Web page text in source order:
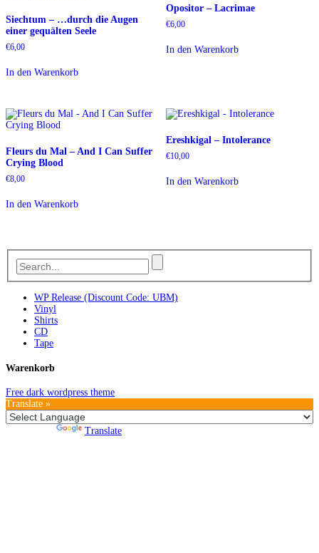
Siechtum – …durch die Augen
einer gequälten Seele
€6,00
In den Warenkorb
Opositor – Lacrimae
€6,00
In den Warenkorb
Fleurs du Mal – And I Can Suffer
Crying Blood
€8,00
In den Warenkorb
Ereshkigal – Intolerance
€10,00
In den Warenkorb
WP Release (Discount Code: UBM)
Vinyl
Shirts
CD
Tape
Warenkorb
Free dark wordpress theme
Translate »
Translate